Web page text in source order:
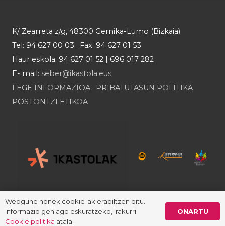
K/ Zearreta z/g, 48300 Gernika-Lumo (Bizkaia)
Tel: 94 627 00 03 · Fax: 94 627 01 53
Haur eskola: 94 627 01 52 | 696 017 282
E- mail: seber@ikastola.eus
LEGE INFORMAZIOA · PRIBATUTASUN POLITIKA
POSTONTZI ETIKOA
Webgune honek cookie-ak erabiltzen ditu.
Informazio gehiago eskuratzeko, irakurri
Cookie politika atala.
ONARTU